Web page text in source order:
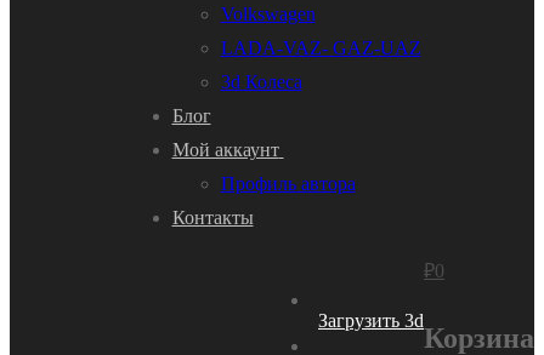
Volkswagen
LADA-VAZ- GAZ-UAZ
3d Колеса
Блог
Мой аккаунт
Профиль автора
Контакты
Загрузить 3d
₽0
Корзина